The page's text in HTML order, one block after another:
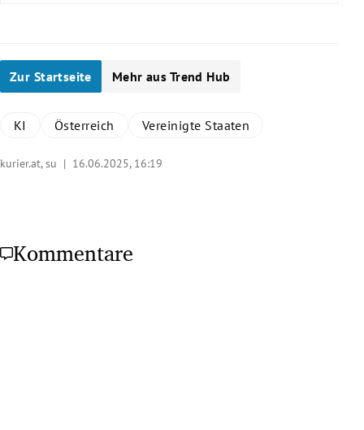
Rat auf Draht:
Telefonseelsorge:
Zur Startseite Mehr aus Trend Hub
KI Österreich Vereinigte Staaten
kurier.at, su | 16.06.2025, 16:19
Kommentare